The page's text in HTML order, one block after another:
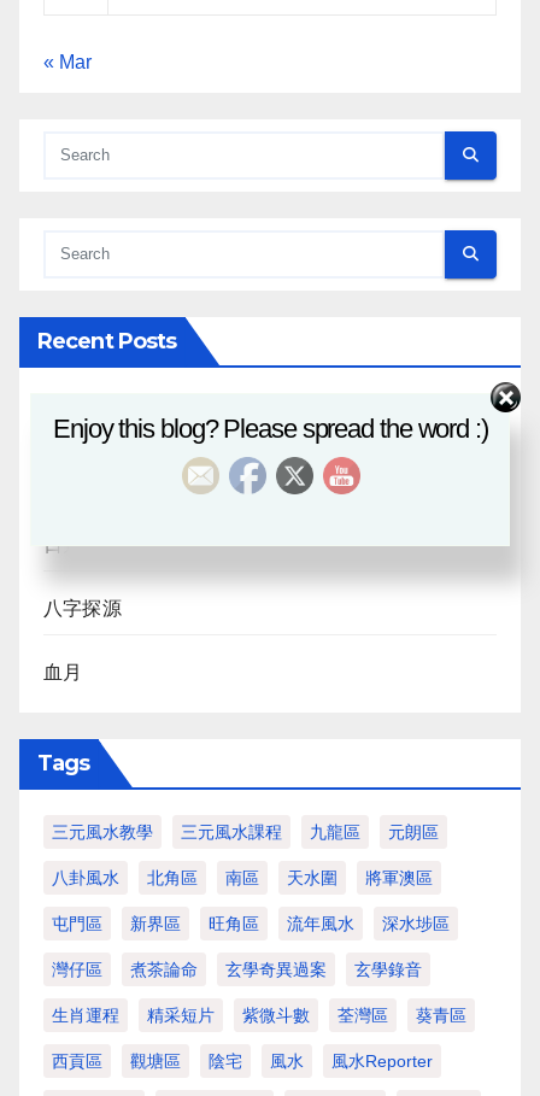
« Mar
Recent Posts
八字課程
日月合朔
八字探源
血月
Tags
三元風水教學 三元風水課程 九龍區 元朗區
八卦風水 北角區 南區 天水圍 將軍澳區
屯門區 新界區 旺角區 流年風水 深水埗區
灣仔區 煮茶論命 玄學奇異過案 玄學錄音
生肖運程 精采短片 紫微斗數 荃灣區 葵青區
西貢區 觀塘區 陰宅 風水 風水Reporter
Enjoy this blog? Please spread the word :)